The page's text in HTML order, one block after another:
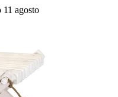
agosto